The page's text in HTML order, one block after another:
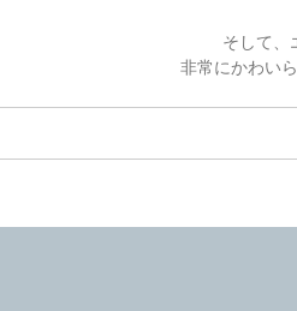
そして、
非常にかわい